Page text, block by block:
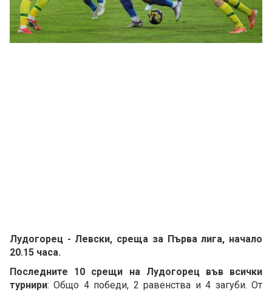
Лудогорец - Левски, среща за Първа лига, начало
20.15 часа.
Последните 10 срещи на Лудогорец във всички
турнири: Общо 4 победи, 2 равенства и 4 загуби. От